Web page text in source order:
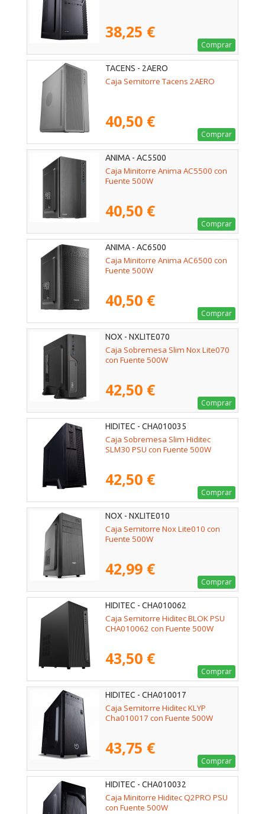
38,25 €
Comprar
TACENS - 2AERO
Caja Semitorre Tacens 2AERO
40,50 €
Comprar
ANIMA - AC5500
Caja Minitorre Anima AC5500 con
Fuente 500W
40,50 €
Comprar
ANIMA - AC6500
Caja Minitorre Anima AC6500 con
Fuente 500W
40,50 €
Comprar
NOX - NXLITE070
Caja Sobremesa Slim Nox Lite070
con Fuente 500W
42,50 €
Comprar
HIDITEC - CHA010035
Caja Sobremesa Slim Hiditec
SLM30 PSU con Fuente 500W
42,50 €
Comprar
NOX - NXLITE010
Caja Semitorre Nox Lite010 con
Fuente 500W
42,99 €
Comprar
HIDITEC - CHA010062
Caja Semitorre Hiditec BLOK PSU
CHA010062 con Fuente 500W
43,50 €
Comprar
HIDITEC - CHA010017
Caja Semitorre Hiditec KLYP
Cha010017 con Fuente 500W
43,75 €
Comprar
HIDITEC - CHA010032
Caja Minitorre Hiditec Q2PRO PSU
con Fuente 500W